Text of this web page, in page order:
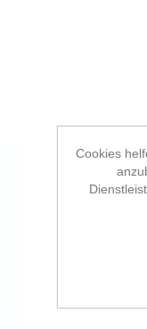
Cookies